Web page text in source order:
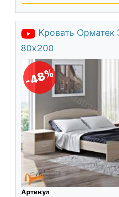
Кровать
80х200
-48%
Артикул